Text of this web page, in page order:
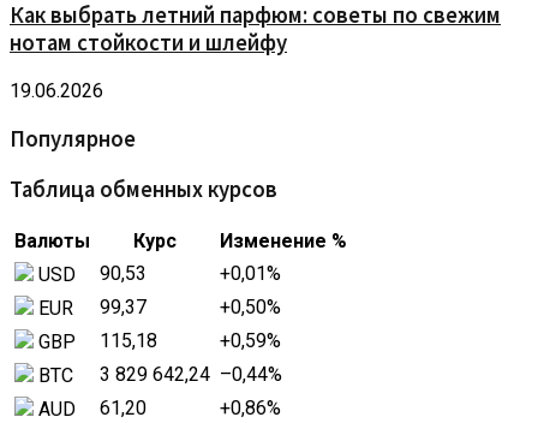
Как выбрать летний парфюм: советы по свежим
нотам стойкости и шлейфу
19.06.2026
Популярное
Таблица обменных курсов
Валюты Курс
Изменение %
USD
90,53 +0,01%
EUR
99,37 +0,50%
GBP
115,18 +0,59%
BTC
3 829 642,24 –0,44%
AUD
61,20 +0,86%